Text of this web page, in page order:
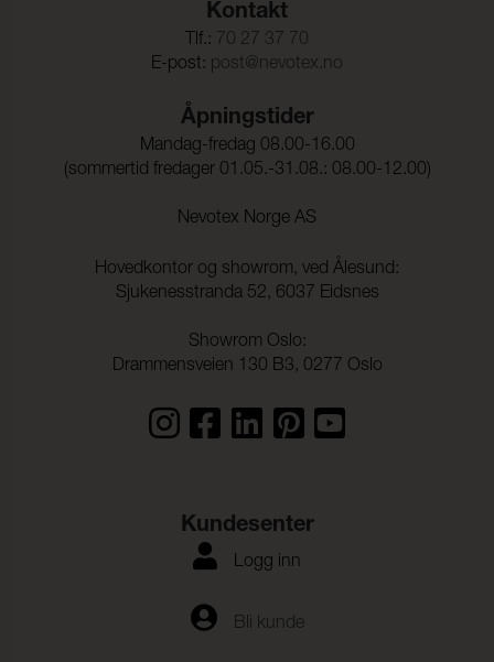
Kontakt
Tlf.: 70 27 37 70
E-post: post@nevotex.no
Åpningstider
Mandag-fredag 08.00-16.00
(sommertid fredager 01.05.-31.08.: 08.00-12.00)
Nevotex Norge AS
Hovedkontor og showrom, ved Ålesund:
Sjukenesstranda 52, 6037 Eidsnes
Showrom Oslo:
Drammensveien 130 B3, 0277 Oslo
Kundesenter
Logg inn
Bli kunde